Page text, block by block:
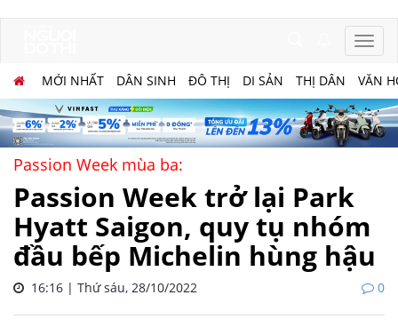
MỚI NHẤT DÂN SINH ĐÔ THỊ DI SẢN THỊ DÂN VĂN
Passion Week mùa ba:
Passion Week trở lại Park
Hyatt Saigon, quy tụ nhóm
đầu bếp Michelin hùng hậu
16:16 | Thứ sáu, 28/10/2022 0